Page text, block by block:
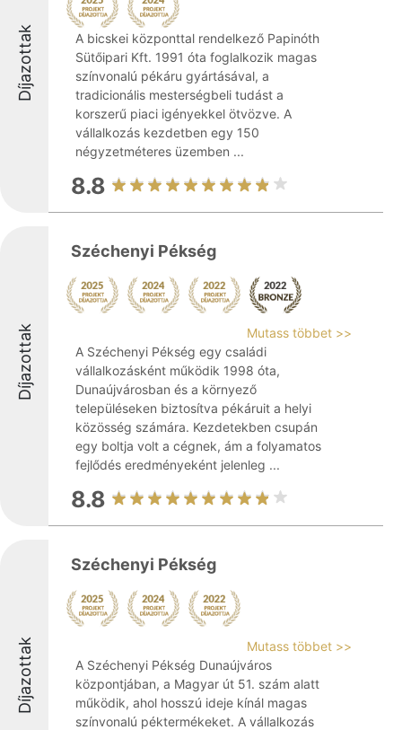
Díjazottak
A bicskei központtal rendelkező Papinóth
Sütőipari Kft. 1991 óta foglalkozik magas
színvonalú pékáru gyártásával, a
tradicionális mesterségbeli tudást a
korszerű piaci igényekkel ötvözve. A
vállalkozás kezdetben egy 150
négyzetméteres üzemben ...
8.8
Díjazottak
Széchenyi Pékség
Mutass többet >>
A Széchenyi Pékség egy családi
vállalkozásként működik 1998 óta,
Dunaújvárosban és a környező
településeken biztosítva pékáruit a helyi
közösség számára. Kezdetekben csupán
egy boltja volt a cégnek, ám a folyamatos
fejlődés eredményeként jelenleg ...
8.8
Díjazottak
Széchenyi Pékség
Mutass többet >>
A Széchenyi Pékség Dunaújváros
központjában, a Magyar út 51. szám alatt
működik, ahol hosszú ideje kínál magas
színvonalú péktermékeket. A vállalkozás